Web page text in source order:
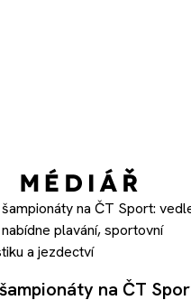
na ČT